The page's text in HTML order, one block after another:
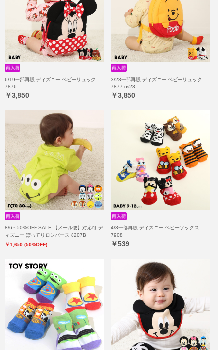
6/19一部再販 ディズニー ベビーリュック
7876
￥3,850
3/23一部再販 ディズニー ベビーリュック
7877 os23
￥3,850
8/6～50%OFF SALE 【メール便】対応可 デ
ィズニー ぽってりロンパース 8207B
￥1,650 (50%OFF)
4/3一部再販 ディズニー ベビーソックス
7908
￥539